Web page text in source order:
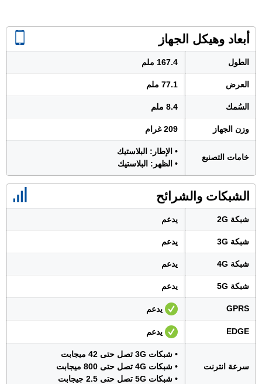
أبعاد وهيكل الجهاز
الطول 167.4 ملم
العرض 77.1 ملم
السُمك 8.4 ملم
وزن الجهاز 209 غرام
خامات التصنيع
• الإطار: البلاستيك
• الظهر: البلاستيك
الشبكات والشرائح
شبكة 2G يدعم
شبكة 3G يدعم
شبكة 4G يدعم
شبكة 5G يدعم
GPRS يدعم
EDGE يدعم
سرعة انترنت
• شبكات 3G تصل حتى 42 ميجابت
• شبكات 4G تصل حتى 800 ميجابت
• شبكات 5G تصل حتى 2.5 جيجابت